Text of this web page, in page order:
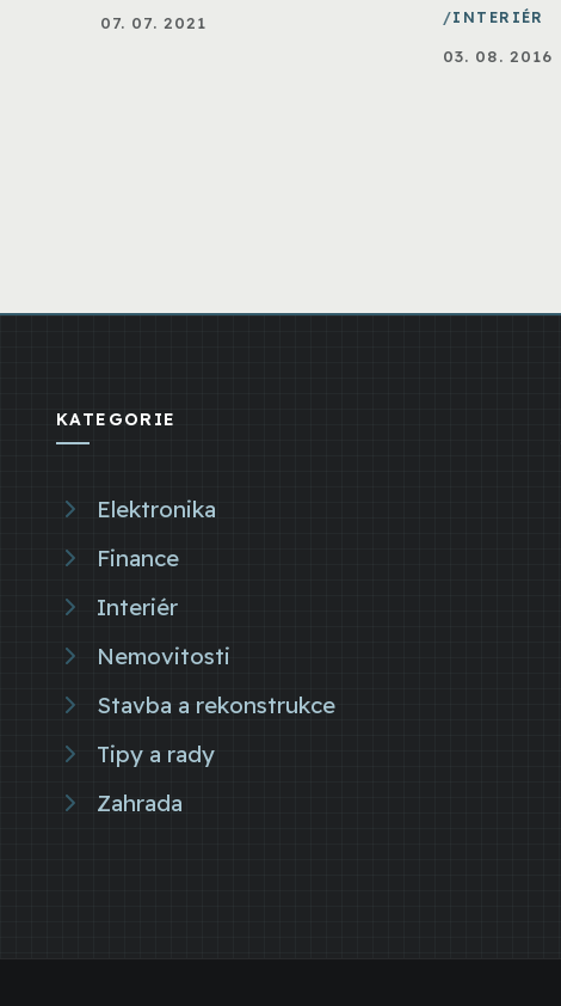
07. 07. 2021 INTERIÉR
03. 08. 2016
KATEGORIE
Elektronika
Finance
Interiér
Nemovitosti
Stavba a rekonstrukce
Tipy a rady
Zahrada